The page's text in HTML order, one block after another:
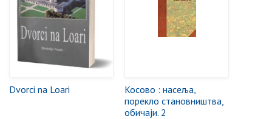
Dvorci na Loari
Косово : насеља,
порекло становништва,
обичаји. 2